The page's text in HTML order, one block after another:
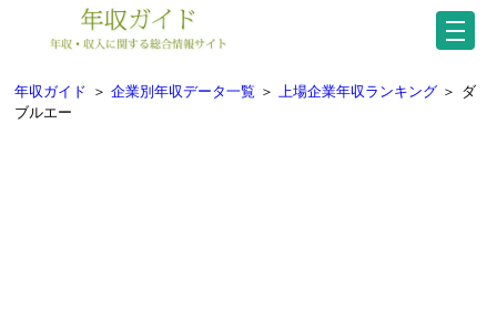
年収ガイド ＞ 企業別年収データ一覧 ＞ 上場企業年収ランキング ＞ ダ
ブルエー